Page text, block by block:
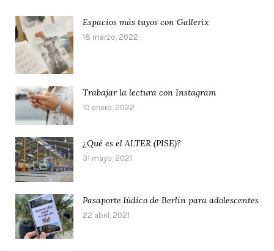
Espacios más tuyos con Gallerix
18 marzo, 2022
Trabajar la lectura con Instagram
10 enero, 2022
¿Qué es el ALTER (PISE)?
31 mayo, 2021
Pasaporte lúdico de Berlín para adolescentes
22 abril, 2021